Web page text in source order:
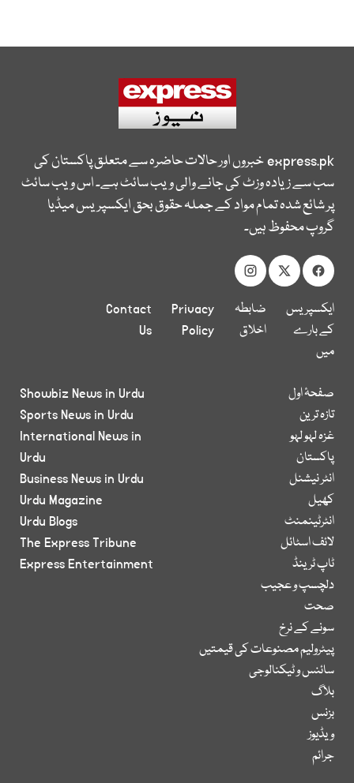
express.pkخبروں اور حالات حاضرہ سے متعلق پاکستان کی
سب سے زیادہ وزٹ کی جانے والی ویب سائٹ ہے۔ اس ویب سائٹ
پر شائع شدہ تمام مواد کے جملہ حقوق بحق ایکسپریس میڈیا
گروپ محفوظ ہیں۔
ایکسپریس
کے بارے
میں
ضابطہ
اخلاق
Privacy
Policy
Contact
Us
صفحۂ اول
تازہ ترین
غزہ لہو لہو
پاکستان
انٹر نیشنل
کھیل
انٹرٹینمنٹ
لائف اسٹائل
ٹاپ ٹرینڈ
دلچسپ و عجیب
صحت
سونے کے نرخ
پیٹرولیم مصنوعات کی قیمتیں
سائنس و ٹیکنالوجی
بلاگ
بزنس
ویڈیوز
جرائم
Showbiz News in Urdu
Sports News in Urdu
International News in
Urdu
Business News in Urdu
Urdu Magazine
Urdu Blogs
The Express Tribune
Express Entertainment